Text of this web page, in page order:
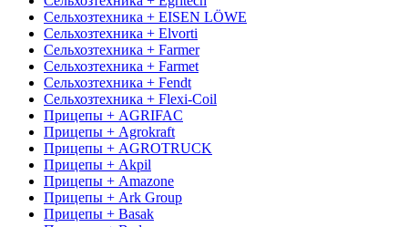
Сельхозтехника + EISEN LÖWE
Сельхозтехника + Elvorti
Сельхозтехника + Farmer
Сельхозтехника + Farmet
Сельхозтехника + Fendt
Сельхозтехника + Flexi-Coil
Прицепы + AGRIFAC
Прицепы + Agrokraft
Прицепы + AGROTRUCK
Прицепы + Akpil
Прицепы + Amazone
Прицепы + Ark Group
Прицепы + Basak